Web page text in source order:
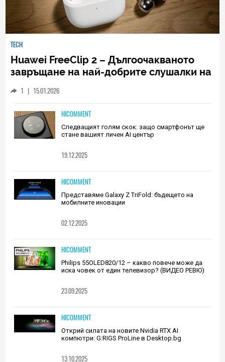
TECH
Huawei FreeClip 2 – Дългоочакваното
завръщане на най-добрите слушалки на
1 | 15.01.2026
HICOMMENT
Следващият голям скок: защо смартфонът ще
стане вашият личен AI център
19.12.2025
HICOMMENT
Представяме Galaxy Z TriFold: бъдещето на
мобилните иновации
02.12.2025
HICOMMENT
Philips 55OLED820/12 – какво повече може да
иска човек от един телевизор? (ВИДЕО РЕВЮ)
23.09.2025
HICOMMENT
Открий силата на новите Nvidia RTX AI
компютри: G:RIGS ProLine в Desktop.bg
13.10.2025